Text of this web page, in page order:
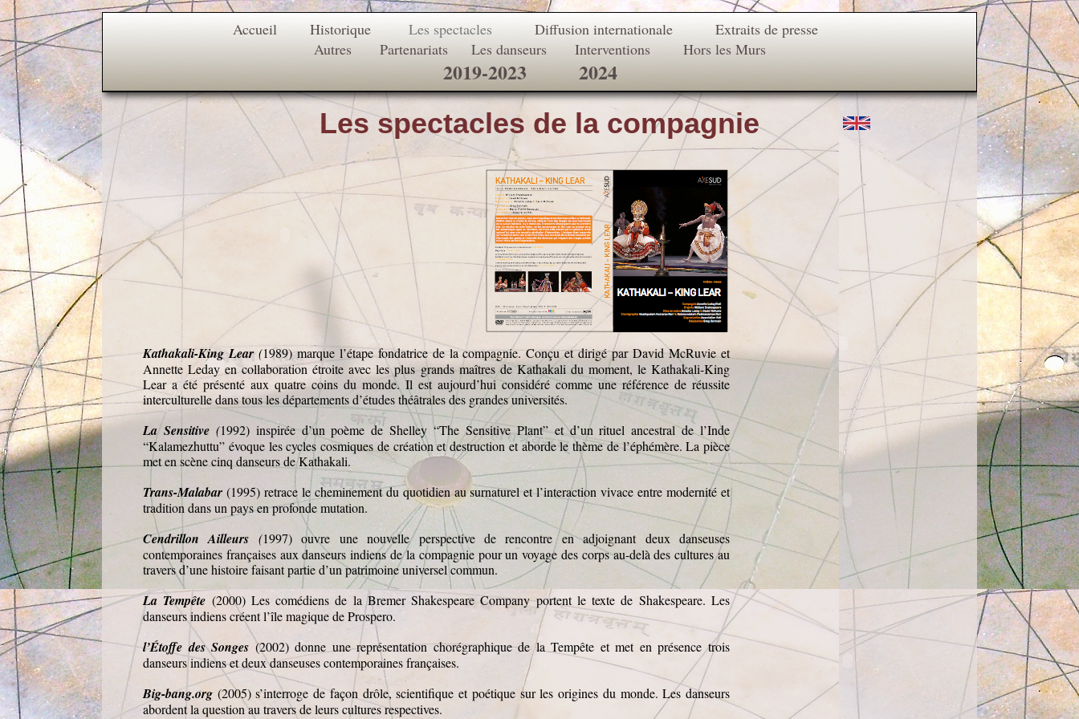
Accueil Historique Les spectacles Diffusion internationale
Extraits de presse
Autres
Partenariats Les danseurs Interventions Hors les Murs
2019-2023 2024
Les spectacles de la compagnie
Kathakali-King Lear (1989) marque l’étape fondatrice de la compagnie. Conçu et dirigé par David McRuvie et
Annette Leday en collaboration étroite avec les plus grands maîtres de Kathakali du moment, le Kathakali-King
Lear a été présenté aux quatre coins du monde. Il est aujourd’hui considéré comme une référence de réussite
interculturelle dans tous les départements d’études théâtrales des grandes universités.
La Sensitive (1992) inspirée d’un poème de Shelley “The Sensitive Plant” et d’un rituel ancestral de l’Inde
“Kalamezhuttu” évoque les cycles cosmiques de création et destruction et aborde le thème de l’éphémère. La pièce
met en scène cinq danseurs de Kathakali.
Trans-Malabar (1995) retrace le cheminement du quotidien au surnaturel et l’interaction vivace entre modernité et
tradition dans un pays en profonde mutation.
Cendrillon Ailleurs (1997) ouvre une nouvelle perspective de rencontre en adjoignant deux danseuses
contemporaines françaises aux danseurs indiens de la compagnie pour un voyage des corps au-delà des cultures au
travers d’une histoire faisant partie d’un patrimoine universel commun.
La Tempête (2000) Les comédiens de la Bremer Shakespeare Company portent le texte de Shakespeare. Les
danseurs indiens créent l’île magique de Prospero.
l’Étoffe des Songes (2002) donne une représentation chorégraphique de la Tempête et met en présence trois
danseurs indiens et deux danseuses contemporaines françaises.
Big-bang.org (2005) s’interroge de façon drôle, scientifique et poétique sur les origines du monde. Les danseurs
abordent la question au travers de leurs cultures respectives.